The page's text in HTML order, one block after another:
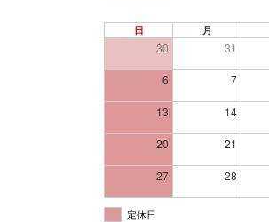
日 月
30 31
6 7
13 14
20 21
27 28
定休日